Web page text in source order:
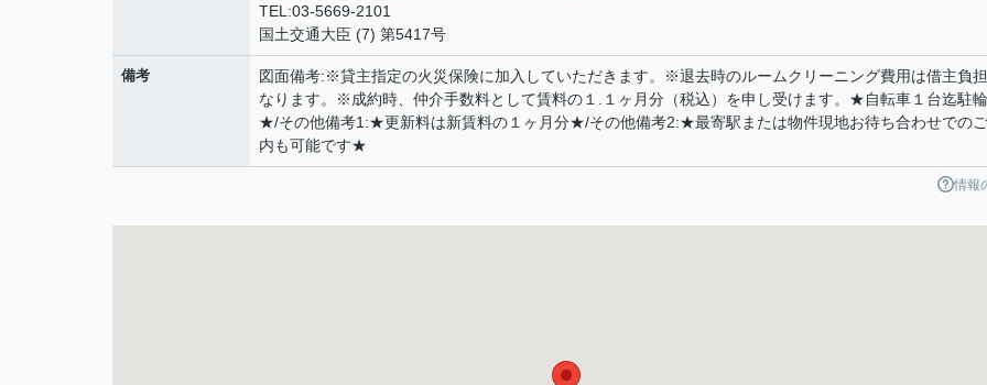
TEL:03-5669-2101
国土交通大臣 (7) 第5417号
備考
図面備考:※貸主指定の火災保険に加入していただきます。※退去時のルームクリーニング費用は借主負
なります。※成約時、仲介手数料として賃料の１.１ヶ月分（税込）を申し受けます。★自転車１台迄駐
★/その他備考1:★更新料は新賃料の１ヶ月分★/その他備考2:★最寄駅または物件現地お待ち合わせでの
内も可能です★
情報